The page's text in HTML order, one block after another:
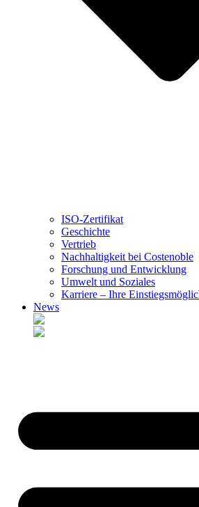
ISO-Zertifikat
Geschichte
Vertrieb
Nachhaltigkeit bei Costenoble
Forschung und Entwicklung
Umwelt und Soziales
Karriere – Ihre
News